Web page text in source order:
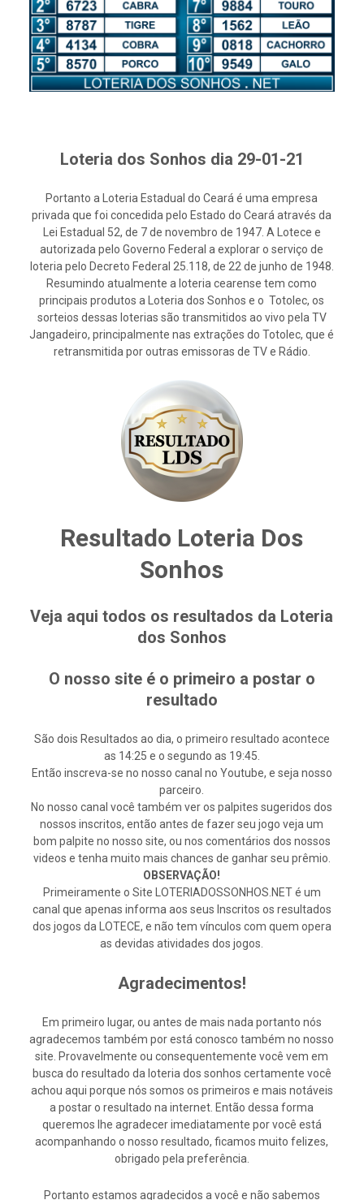
Loteria dos Sonhos dia 29-01-21
Portanto a Loteria Estadual do Ceará é uma empresa
privada que foi concedida pelo Estado do Ceará através da
Lei Estadual 52, de 7 de novembro de 1947. A Lotece e
autorizada pelo Governo Federal a explorar o serviço de
loteria pelo Decreto Federal 25.118, de 22 de junho de 1948.
Resumindo atualmente a loteria cearense tem como
principais produtos a Loteria dos Sonhos e o Totolec, os
sorteios dessas loterias são transmitidos ao vivo pela TV
Jangadeiro, principalmente nas extrações do Totolec, que é
retransmitida por outras emissoras de TV e Rádio.
Resultado Loteria Dos
Sonhos
Veja aqui todos os resultados da Loteria
dos Sonhos
O nosso site é o primeiro a postar o
resultado
São dois Resultados ao dia, o primeiro resultado acontece
as 14:25 e o segundo as 19:45.
Então inscreva-se no nosso canal no Youtube, e seja nosso
parceiro.
No nosso canal você também ver os palpites sugeridos dos
nossos inscritos, então antes de fazer seu jogo veja um
bom palpite no nosso site, ou nos comentários dos nossos
videos e tenha muito mais chances de ganhar seu prêmio.
OBSERVAÇÃO!
Primeiramente o Site LOTERIADOSSONHOS.NET é um
canal que apenas informa aos seus Inscritos os resultados
dos jogos da LOTECE, e não tem vínculos com quem opera
as devidas atividades dos jogos.
Agradecimentos!
Em primeiro lugar, ou antes de mais nada portanto nós
agradecemos também por está conosco também no nosso
site. Provavelmente ou consequentemente você vem em
busca do resultado da loteria dos sonhos certamente você
achou aqui porque nós somos os primeiros e mais notáveis
a postar o resultado na internet. Então dessa forma
queremos lhe agradecer imediatamente por você está
acompanhando o nosso resultado, ficamos muito felizes,
obrigado pela preferência.
Portanto estamos agradecidos a você e não sabemos